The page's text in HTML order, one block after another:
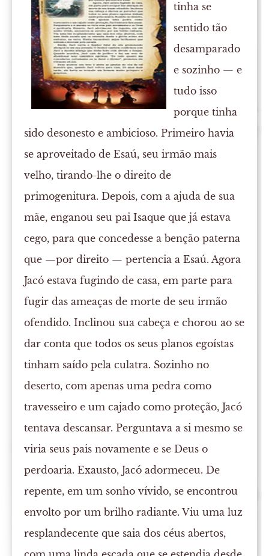
tinha se
sentido tão
desamparado
e sozinho — e
tudo isso
porque tinha
sido desonesto e ambicioso. Primeiro havia
se aproveitado de Esaú, seu irmão mais
velho, tirando-lhe o direito de
primogenitura. Depois, com a ajuda de sua
mãe, enganou seu pai Isaque que já estava
cego, para que concedesse a benção paterna
que —por direito — pertencia a Esaú. Agora
Jacó estava fugindo de casa, em parte para
fugir das ameaças de morte de seu irmão
ofendido. Inclinou sua cabeça e chorou ao se
dar conta que todos os seus planos egoístas
tinham saído pela culatra. Sozinho no
deserto, com apenas uma pedra como
travesseiro e um cajado como proteção, Jacó
tentava descansar. Perguntava a si mesmo se
viria seus pais novamente e se Deus o
perdoaria. Exausto, Jacó adormeceu. De
repente, em um sonho vívido, se encontrou
envolto por um brilho radiante. Viu uma luz
resplandecente que saia dos céus abertos,